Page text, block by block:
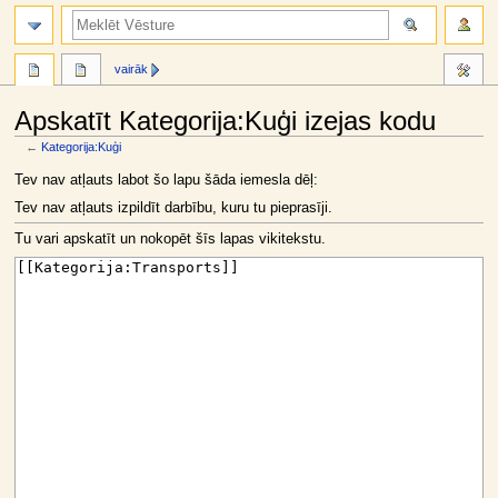
Apskatīt Kategorija:Kuģi izejas kodu
←Kategorija:Kuģi
Jump
to
navigation
Jump
to
search
Tev nav atļauts labot šo lapu šāda iemesla dēļ:
Tev nav atļauts izpildīt darbību, kuru tu pieprasīji.
Tu vari apskatīt un nokopēt šīs lapas vikitekstu.
vairāk
meklēt